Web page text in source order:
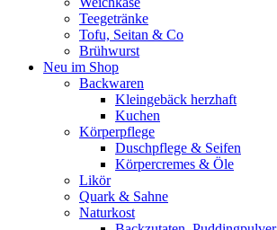
Teegetränke
Tofu, Seitan & Co
Brühwurst
Neu im Shop
Backwaren
Kleingebäck herzhaft
Kuchen
Körperpflege
Duschpflege & Seifen
Körpercremes & Öle
Likör
Quark & Sahne
Naturkost